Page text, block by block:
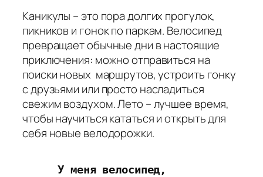
Каникулы – это пора долгих прогулок,
пикников и гонок по паркам. Велосипед
превращает обычные дни в настоящие
приключения: можно отправиться на
поиски новых маршрутов, устроить гонку
с друзьями или просто насладиться
свежим воздухом. Лето – лучшее время,
чтобы научиться кататься и открыть для
себя новые велодорожки.
У меня велосипед,